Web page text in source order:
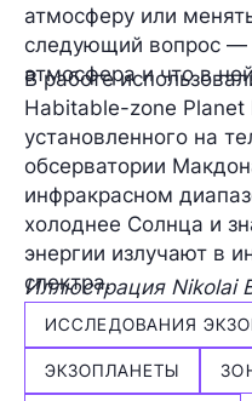
атмосферу или
следующий вопрос —
атмосфера и что в
В работе
Habitable-zone Planet
установленного на
обсерватории
инфракрасном
холоднее Солнца и
энергии излучают в
спектра.
Иллюстрация Nikolai
ИССЛЕДОВАНИЯ
ЭКЗОПЛАНЕТЫ